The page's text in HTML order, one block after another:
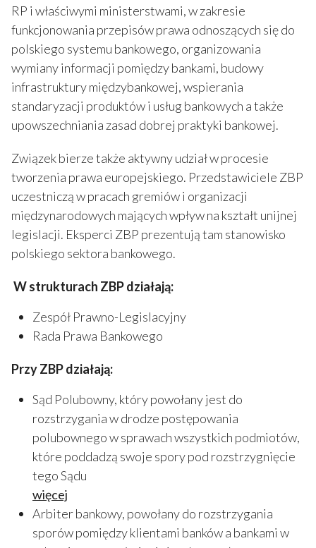
RP i właściwymi ministerstwami, w zakresie
funkcjonowania przepisów prawa odnoszących się do
polskiego systemu bankowego, organizowania
wymiany informacji pomiędzy bankami, budowy
infrastruktury międzybankowej, wspierania
standaryzacji produktów i usług bankowych a także
upowszechniania zasad dobrej praktyki bankowej.
Związek bierze także aktywny udział w procesie
tworzenia prawa europejskiego. Przedstawiciele ZBP
uczestniczą w pracach gremiów i organizacji
międzynarodowych mających wpływ na kształt unijnej
legislacji. Eksperci ZBP prezentują tam stanowisko
polskiego sektora bankowego.
W strukturach ZBP działają:
Zespół Prawno-Legislacyjny
Rada Prawa Bankowego
Przy ZBP działają:
Sąd Polubowny, który powołany jest do
rozstrzygania w drodze postępowania
polubownego w sprawach wszystkich podmiotów,
które poddadzą swoje spory pod rozstrzygnięcie
tego Sądu
więcej
Arbiter bankowy, powołany do rozstrzygania
sporów pomiędzy klientami banków a bankami w